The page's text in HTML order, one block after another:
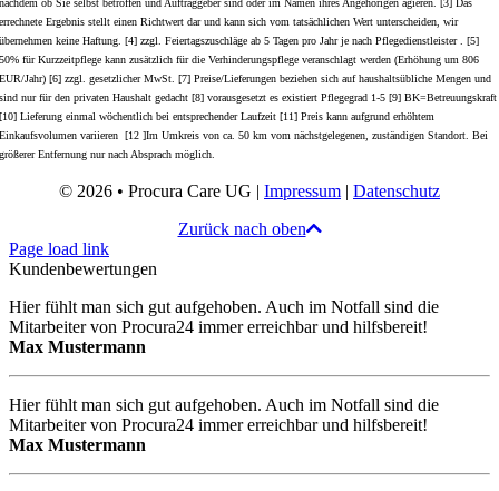
errechnete Ergebnis stellt einen Richtwert dar und kann sich vom tatsächlichen Wert unterscheiden, wir
übernehmen keine Haftung. [4] zzgl. Feiertagszuschläge ab 5 Tagen pro Jahr je nach Pflegedienstleister . [5]
50% für Kurzzeitpflege kann zusätzlich für die Verhinderungspflege veranschlagt werden (Erhöhung um 806
EUR/Jahr) [6] zzgl. gesetzlicher MwSt. [7] Preise/Lieferungen beziehen sich auf haushaltsübliche Mengen und
sind nur für den privaten Haushalt gedacht [8] vorausgesetzt es existiert Pflegegrad 1-5 [9] BK=Betreuungskraft
[10] Lieferung einmal wöchentlich bei entsprechender Laufzeit [11] Preis kann aufgrund erhöhtem
Einkaufsvolumen variieren [12 ]Im Umkreis von ca. 50 km vom nächstgelegenen, zuständigen Standort. Bei
größerer Entfernung nur nach Absprach möglich.
© 2026 • Procura Care UG | Impressum | Datenschutz
Zurück nach oben
Page load link
Kundenbewertungen
Hier fühlt man sich gut aufgehoben. Auch im Notfall sind die
Mitarbeiter von Procura24 immer erreichbar und hilfsbereit!
Max Mustermann
Hier fühlt man sich gut aufgehoben. Auch im Notfall sind die
Mitarbeiter von Procura24 immer erreichbar und hilfsbereit!
Max Mustermann